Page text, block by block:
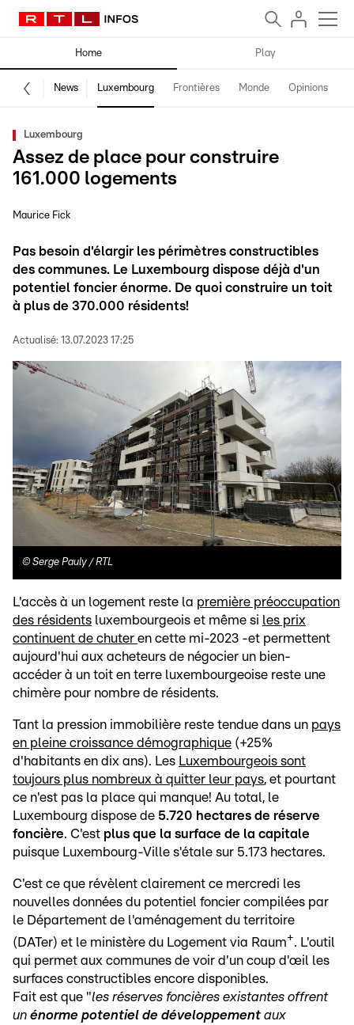
Home Play
News Luxembourg Frontières Monde Opinions
Luxembourg
Assez de place pour construire
161.000 logements
Maurice Fick
Pas besoin d'élargir les périmètres constructibles
des communes. Le Luxembourg dispose déjà d'un
potentiel foncier énorme. De quoi construire un toit
à plus de 370.000 résidents!
Actualisé: 13.07.2023 17:25
© Serge Pauly / RTL
L'accès à un logement reste la première préoccupation
des résidents luxembourgeois et même si les prix
continuent de chuter en cette mi-2023 -et permettent
aujourd'hui aux acheteurs de négocier un bien-
accéder à un toit en terre luxembourgeoise reste une
chimère pour nombre de résidents.
Tant la pression immobilière reste tendue dans un pays
en pleine croissance démographique (+25%
d'habitants en dix ans). Les Luxembourgeois sont
toujours plus nombreux à quitter leur pays, et pourtant
ce n'est pas la place qui manque! Au total, le
Luxembourg dispose de 5.720 hectares de réserve
foncière. C'est plus que la surface de la capitale
puisque Luxembourg-Ville s'étale sur 5.173 hectares.
C'est ce que révèlent clairement ce mercredi les
nouvelles données du potentiel foncier compilées par
le Département de l'aménagement du territoire
(DATer) et le ministère du Logement via Raum+. L'outil
qui permet aux communes de voir d'un coup d'œil les
surfaces constructibles encore disponibles.
Fait est que "les réserves foncières existantes offrent
un énorme potentiel de développement aux